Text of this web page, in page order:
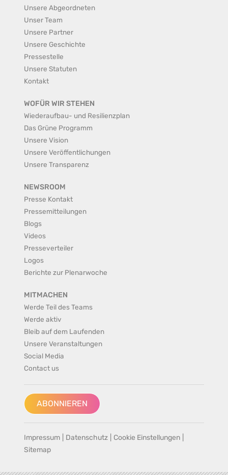
Unsere Abgeordneten
Unser Team
Unsere Partner
Unsere Geschichte
Pressestelle
Unsere Statuten
Kontakt
WOFÜR WIR STEHEN
Wiederaufbau- und Resilienzplan
Das Grüne Programm
Unsere Vision
Unsere Veröffentlichungen
Unsere Transparenz
NEWSROOM
Presse Kontakt
Pressemitteilungen
Blogs
Videos
Presseverteiler
Logos
Berichte zur Plenarwoche
MITMACHEN
Werde Teil des Teams
Werde aktiv
Bleib auf dem Laufenden
Unsere Veranstaltungen
Social Media
Contact us
ABONNIEREN
Impressum Datenschutz Cookie Einstellungen
Sitemap